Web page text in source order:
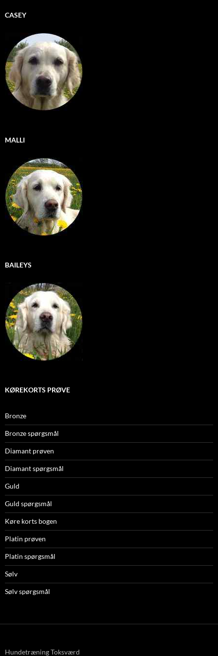
CASEY
MALLI
BAILEYS
KØREKORTS PRØVE
Bronze
Bronze spørgsmål
Diamant prøven
Diamant spørgsmål
Guld
Guld spørgsmål
Køre korts bogen
Platin prøven
Platin spørgsmål
Sølv
Sølv spørgsmål
Hundetræning Toksværd